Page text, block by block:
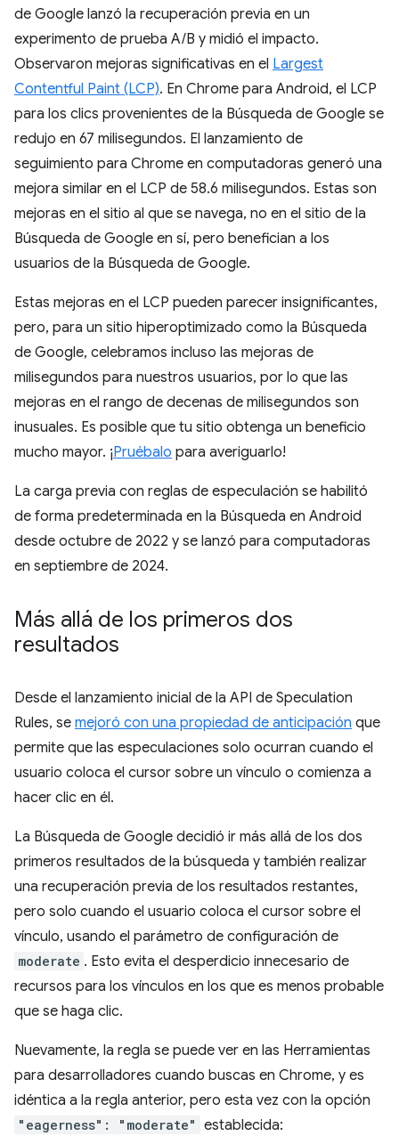
de Google lanzó la recuperación previa en un
experimento de prueba A/B y midió el impacto.
Observaron mejoras significativas en el Largest
Contentful Paint (LCP). En Chrome para Android, el LCP
para los clics provenientes de la Búsqueda de Google se
redujo en 67 milisegundos. El lanzamiento de
seguimiento para Chrome en computadoras generó una
mejora similar en el LCP de 58.6 milisegundos. Estas son
mejoras en el sitio al que se navega, no en el sitio de la
Búsqueda de Google en sí, pero benefician a los
usuarios de la Búsqueda de Google.
Estas mejoras en el LCP pueden parecer insignificantes,
pero, para un sitio hiperoptimizado como la Búsqueda
de Google, celebramos incluso las mejoras de
milisegundos para nuestros usuarios, por lo que las
mejoras en el rango de decenas de milisegundos son
inusuales. Es posible que tu sitio obtenga un beneficio
mucho mayor. ¡Pruébalo para averiguarlo!
La carga previa con reglas de especulación se habilitó
de forma predeterminada en la Búsqueda en Android
desde octubre de 2022 y se lanzó para computadoras
en septiembre de 2024.
Más allá de los primeros dos
resultados
Desde el lanzamiento inicial de la API de Speculation
Rules, se mejoró con una propiedad de anticipación que
permite que las especulaciones solo ocurran cuando el
usuario coloca el cursor sobre un vínculo o comienza a
hacer clic en él.
La Búsqueda de Google decidió ir más allá de los dos
primeros resultados de la búsqueda y también realizar
una recuperación previa de los resultados restantes,
pero solo cuando el usuario coloca el cursor sobre el
vínculo, usando el parámetro de configuración de
moderate . Esto evita el desperdicio innecesario de
recursos para los vínculos en los que es menos probable
que se haga clic.
Nuevamente, la regla se puede ver en las Herramientas
para desarrolladores cuando buscas en Chrome, y es
idéntica a la regla anterior, pero esta vez con la opción
"eagerness": "moderate" establecida: